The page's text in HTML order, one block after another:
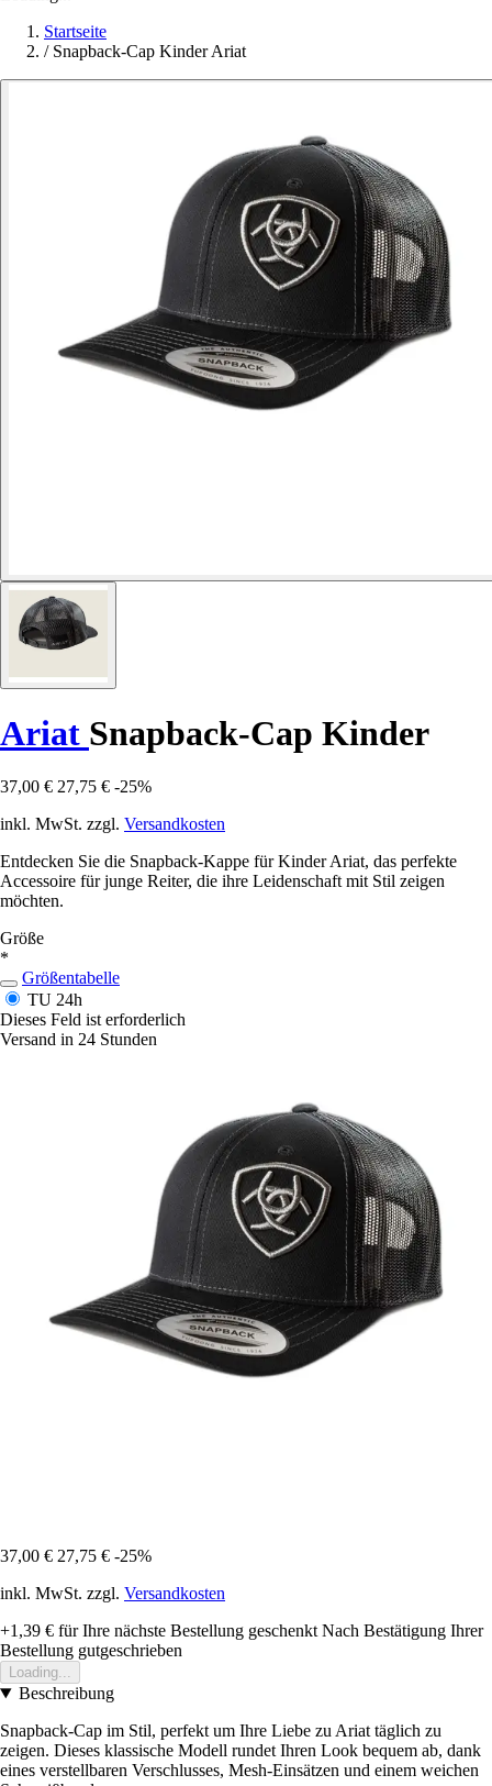
Startseite
/ Snapback-Cap Kinder Ariat
Ariat Snapback-Cap Kinder
37,00 € 27,75 € -25%
inkl. MwSt. zzgl. Versandkosten
Entdecken Sie die Snapback-Kappe für Kinder Ariat, das perfekte
Accessoire für junge Reiter, die ihre Leidenschaft mit Stil zeigen
möchten.
Größe
*
Größentabelle
TU 24h
Dieses Feld ist erforderlich
Versand in 24 Stunden
37,00 € 27,75 € -25%
inkl. MwSt. zzgl. Versandkosten
+1,39 € für Ihre nächste Bestellung geschenkt Nach Bestätigung Ihrer
Bestellung gutgeschrieben
Loading...
Beschreibung
Snapback-Cap im Stil, perfekt um Ihre Liebe zu Ariat täglich zu
zeigen. Dieses klassische Modell rundet Ihren Look bequem ab, dank
eines verstellbaren Verschlusses, Mesh-Einsätzen und einem weichen